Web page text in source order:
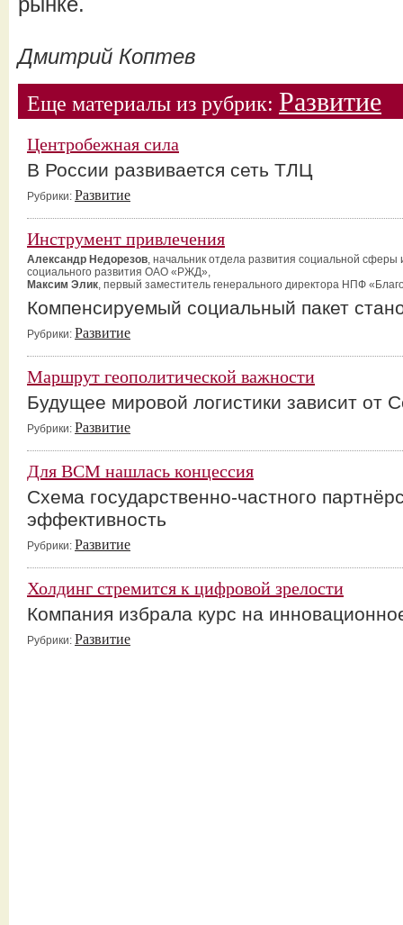
Дмитрий Коптев
Еще материалы из рубрик: Развитие
Центробежная сила
В России развивается сеть ТЛЦ
Рубрики: Развитие
Инструмент привлечения
Александр Недорезов, начальник отдела развития социальной
социального развития ОАО «РЖД»,
Максим Элик, первый заместитель генерального директора НПФ
Компенсируемый социальный пакет
Рубрики: Развитие
Маршрут геополитической важности
Будущее мировой логистики зависит от
Рубрики: Развитие
Для ВСМ нашлась концессия
Схема государственно-частного
эффективность
Рубрики: Развитие
Холдинг стремится к цифровой зрелости
Компания избрала курс на
Рубрики: Развитие